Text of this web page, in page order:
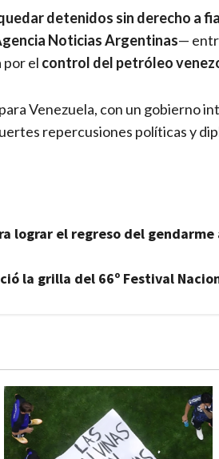
detenidos sin derecho a
Noticias Argentinas—
por el control del petróleo
Venezuela, con un gobierno
repercusiones políticas y
lograr el regreso del
la grilla del 66º Festival